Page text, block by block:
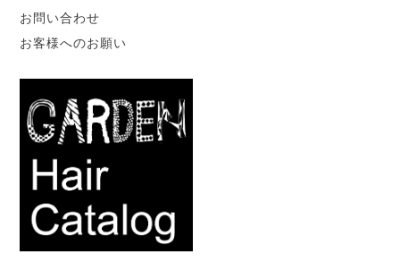
お問い合わせ
お客様へのお願い